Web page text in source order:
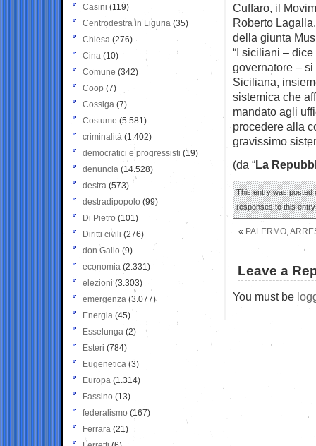
Cuffaro, il
Roberto
della giunta
“I siciliani –
governatore –
Siciliana,
sistemica che
mandato agli
procedere alla
gravissimo
(da “La
This entry was posted
responses to this
« PALERMO,
Leave a
You must be
Casini (119)
Centrodestra in Liguria (35)
Chiesa (276)
Cina (10)
Comune (342)
Coop (7)
Cossiga (7)
Costume (5.581)
criminalità (1.402)
democratici e progressisti (19)
denuncia (14.528)
destra (573)
destradipopolo (99)
Di Pietro (101)
Diritti civili (276)
don Gallo (9)
economia (2.331)
elezioni (3.303)
emergenza (3.077)
Energia (45)
Esselunga (2)
Esteri (784)
Eugenetica (3)
Europa (1.314)
Fassino (13)
federalismo (167)
Ferrara (21)